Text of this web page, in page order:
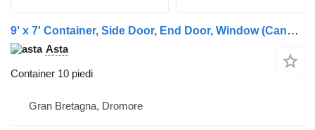
9' x 7' Container, Side Door, End Door, Window (Cannot Be Recons
Asta
Container 10 piedi
Gran Bretagna, Dromore